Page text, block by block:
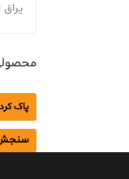
یراق
پاک